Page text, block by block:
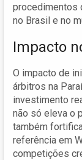
procedimentos
no Brasil e no
Impacto
O impacto de
árbitros na
investimento
não só eleva o
também
referência em
competições